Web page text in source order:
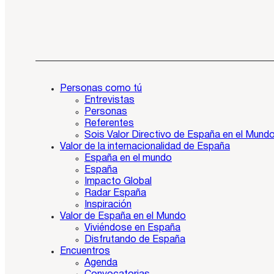
Personas como tú
Entrevistas
Personas
Referentes
Sois Valor Directivo de España en el
Valor de la internacionalidad de España
España en el mundo
España
Impacto Global
Radar España
Inspiración
Valor de España en el Mundo
Viviéndose en España
Disfrutando de España
Encuentros
Agenda